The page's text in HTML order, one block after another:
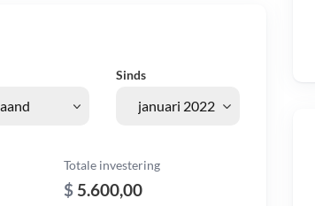
Sinds
Totale investering
$ 5.600,00